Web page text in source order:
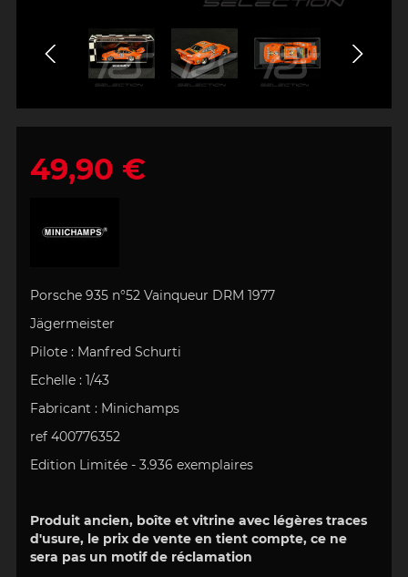
49,90 €
Porsche 935 n°52 Vainqueur DRM 1977
Jägermeister
Pilote : Manfred Schurti
Echelle : 1/43
Fabricant : Minichamps
ref 400776352
Edition Limitée - 3.936 exemplaires
Produit ancien, boîte et vitrine avec légères traces
d'usure, le prix de vente en tient compte, ce ne
sera pas un motif de réclamation